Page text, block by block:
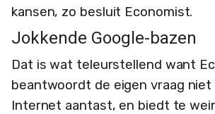
kansen, zo besluit Economist.
Jokkende Google-bazen
Dat is wat teleurstellend want
beantwoordt de eigen vraag
Internet aantast, en biedt te